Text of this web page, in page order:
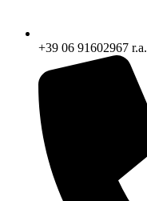
+39 06 91602967 r.a.